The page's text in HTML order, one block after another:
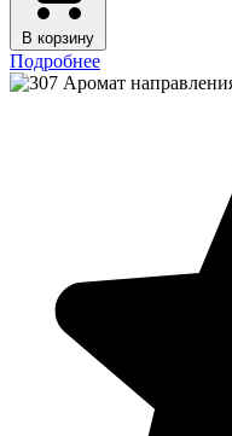
В корзину
Подробнее